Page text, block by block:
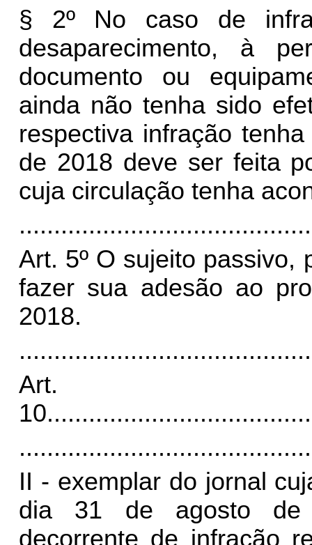
§ 2º No caso de
desaparecimento, à
documento ou
ainda não tenha sido
respectiva infração
de 2018 deve ser feita
cuja circulação tenha
Art. 5º O sujeito passivo,
fazer sua adesão ao
2018.
Art.
10
II - exemplar do jornal
dia 31 de agosto de
decorrente de infração